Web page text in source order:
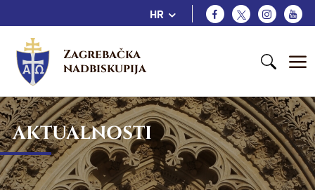
HR
Zagrebačka
nadbiskupija
AKTUALNOSTI